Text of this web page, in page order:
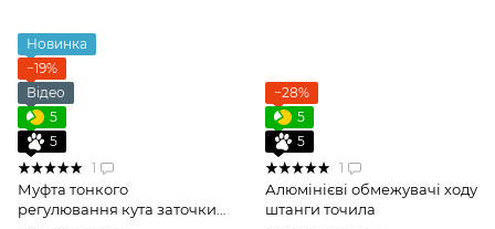
Новинка
−19%
Відео
5
5
1
Муфта тонкого
регулювання кута заточки
−28%
5
5
1
Алюмінієві обмежувачі ходу
штанги точила